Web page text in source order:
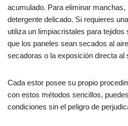
acumulado. Para eliminar
detergente delicado. Si requieres
utiliza un limpiacristales para
que los paneles sean secados al
secadoras o la exposición directa al
Cada estor posee su propio
con estos métodos sencillos,
condiciones sin el peligro de